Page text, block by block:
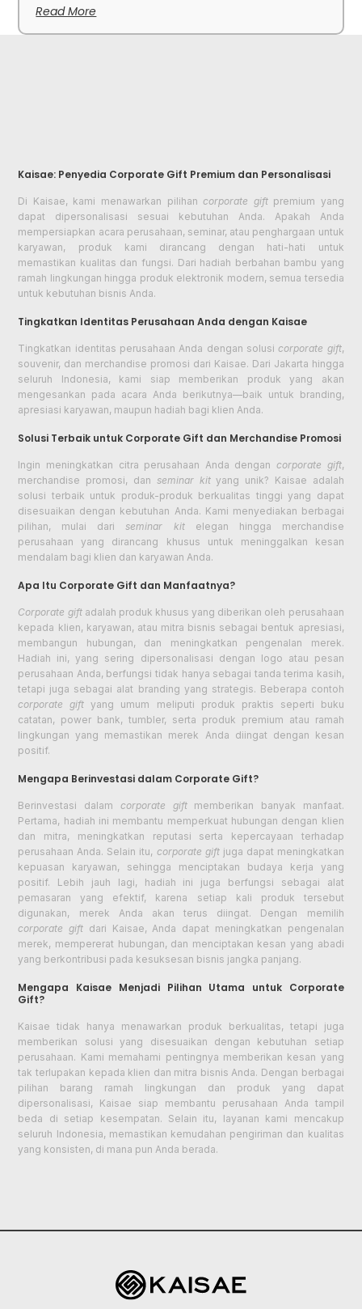
Read More
Kaisae: Penyedia Corporate Gift Premium dan Personalisasi
Di Kaisae, kami menawarkan pilihancorporate giftpremium yang
dapat dipersonalisasi sesuai kebutuhan Anda. Apakah Anda
mempersiapkan acara perusahaan, seminar, atau penghargaan untuk
karyawan, produk kami dirancang dengan hati-hati untuk
memastikan kualitas dan fungsi. Dari hadiah berbahan bambu yang
ramah lingkungan hingga produk elektronik modern, semua tersedia
untuk kebutuhan bisnis Anda.
Tingkatkan Identitas Perusahaan Anda dengan Kaisae
Tingkatkan identitas perusahaan Anda dengan solusicorporate gift,
souvenir, dan merchandise promosi dari Kaisae. Dari Jakarta hingga
seluruh Indonesia, kami siap memberikan produk yang akan
mengesankan pada acara Anda berikutnya—baik untuk branding,
apresiasi karyawan, maupun hadiah bagi klien Anda.
Solusi Terbaik untuk Corporate Gift dan Merchandise Promosi
Ingin meningkatkan citra perusahaan Anda dengancorporate gift,
merchandise promosi, dan seminar kityang unik? Kaisae adalah
solusi terbaik untuk produk-produk berkualitas tinggi yang dapat
disesuaikan dengan kebutuhan Anda. Kami menyediakan berbagai
pilihan, mulai dariseminar kitelegan hingga merchandise
perusahaan yang dirancang khusus untuk meninggalkan kesan
mendalam bagi klien dan karyawan Anda.
Apa Itu Corporate Gift dan Manfaatnya?
Corporate giftadalah produk khusus yang diberikan oleh perusahaan
kepada klien, karyawan, atau mitra bisnis sebagai bentuk apresiasi,
membangun hubungan, dan meningkatkan pengenalan merek.
Hadiah ini, yang sering dipersonalisasi dengan logo atau pesan
perusahaan Anda, berfungsi tidak hanya sebagai tanda terima kasih,
tetapi juga sebagai alat branding yang strategis. Beberapa contoh
corporate gift yang umum meliputi produk praktis seperti buku
catatan, power bank, tumbler, serta produk premium atau ramah
lingkungan yang memastikan merek Anda diingat dengan kesan
positif.
Mengapa Berinvestasi dalam Corporate Gift?
Berinvestasi dalam corporate giftmemberikan banyak manfaat.
Pertama, hadiah ini membantu memperkuat hubungan dengan klien
dan mitra, meningkatkan reputasi serta kepercayaan terhadap
perusahaan Anda. Selain itu, corporate giftjuga dapat meningkatkan
kepuasan karyawan, sehingga menciptakan budaya kerja yang
positif. Lebih jauh lagi, hadiah ini juga berfungsi sebagai alat
pemasaran yang efektif, karena setiap kali produk tersebut
digunakan, merek Anda akan terus diingat. Dengan memilih
corporate gift dari Kaisae, Anda dapat meningkatkan pengenalan
merek, mempererat hubungan, dan menciptakan kesan yang abadi
yang berkontribusi pada kesuksesan bisnis jangka panjang.
Mengapa Kaisae Menjadi Pilihan Utama untuk Corporate
Gift?
Kaisae tidak hanya menawarkan produk berkualitas, tetapi juga
memberikan solusi yang disesuaikan dengan kebutuhan setiap
perusahaan. Kami memahami pentingnya memberikan kesan yang
tak terlupakan kepada klien dan mitra bisnis Anda. Dengan berbagai
pilihan barang ramah lingkungan dan produk yang dapat
dipersonalisasi, Kaisae siap membantu perusahaan Anda tampil
beda di setiap kesempatan. Selain itu, layanan kami mencakup
seluruh Indonesia, memastikan kemudahan pengiriman dan kualitas
yang konsisten, di mana pun Anda berada.